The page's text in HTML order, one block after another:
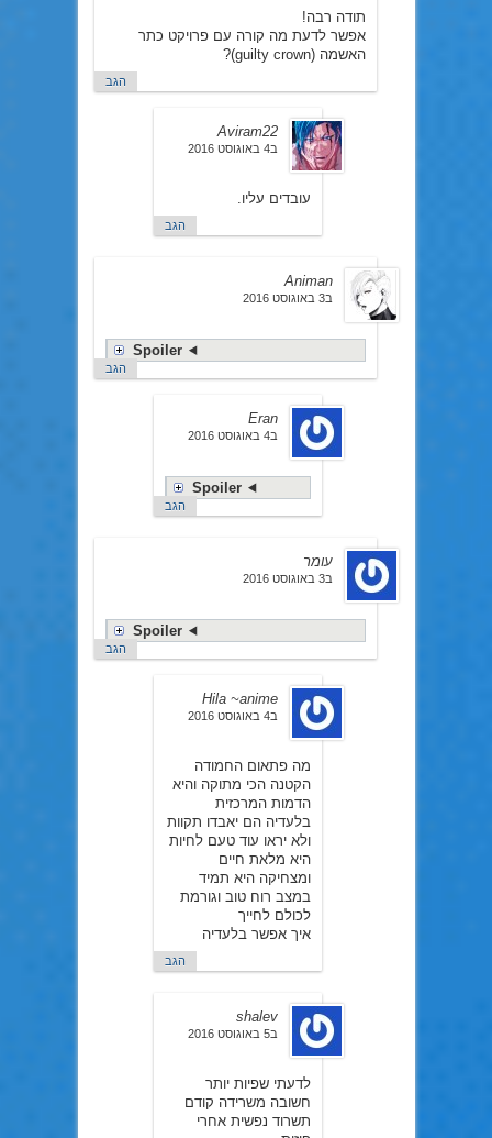
תודה רבה!
אפשר לדעת מה קורה עם פרויקט כתר
האשמה (guilty crown)?
הגב
Aviram22
ב4 באוגוסט 2016
עובדים עליו.
הגב
Animan
ב3 באוגוסט 2016
Spoiler
הגב
Eran
ב4 באוגוסט 2016
Spoiler
הגב
עומר
ב3 באוגוסט 2016
Spoiler
הגב
Hila ~anime
ב4 באוגוסט 2016
מה פתאום החמודה
הקטנה הכי מתוקה והיא
הדמות המרכזית
בלעדיה הם יאבדו תקוות
ולא יראו עוד טעם לחיות
היא מלאת חיים
ומצחיקה היא תמיד
במצב רוח טוב וגורמת
לכולם לחייך
איך אפשר בלעדיה
הגב
shalev
ב5 באוגוסט 2016
לדעתי שפיות יותר
חשובה משרידה קודם
תשרוד נפשית אחרי